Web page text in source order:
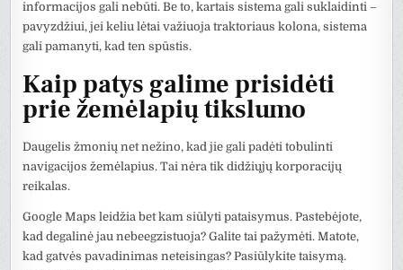
informacijos gali nebūti. Be to, kartais sistema gali suklaidinti –
pavyzdžiui, jei keliu lėtai važiuoja traktoriaus kolona, sistema
gali pamanyti, kad ten spūstis.
Kaip patys galime prisidėti
prie žemėlapių tikslumo
Daugelis žmonių net nežino, kad jie gali padėti tobulinti
navigacijos žemėlapius. Tai nėra tik didžiųjų korporacijų
reikalas.
Google Maps leidžia bet kam siūlyti pataisymus. Pastebėjote,
kad degalinė jau nebeegzistuoja? Galite tai pažymėti. Matote,
kad gatvės pavadinimas neteisingas? Pasiūlykite taisymą.